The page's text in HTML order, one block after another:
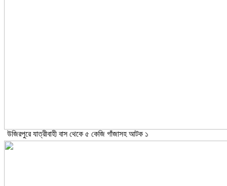
উজিরপুরে যাত্রীবাহী বাস থেকে ৫ কেজি গাঁজাসহ আটক ১